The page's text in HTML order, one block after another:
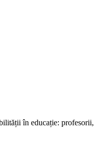
în educație: profesorii,